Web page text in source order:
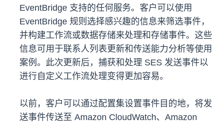
EventBridge 支持的任何服务。客户可以使用
EventBridge 规则选择感兴趣的信息来筛选事件，
并构建工作流或数据存储来处理和存储事件。这些
信息可用于联系人列表更新和传送能力分析等使用
案例。此次更新后，捕获和处理 SES 发送事件以
进行自定义工作流处理变得更加容易。
以前，客户可以通过配置集设置事件目的地，将发
送事件传送至 Amazon CloudWatch、Amazon